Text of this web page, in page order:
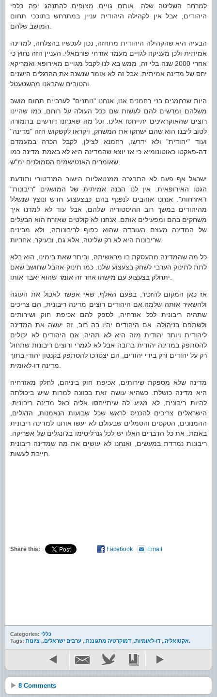
למרחב השליטה שלה. אותם גויים מצופים להתנהג יפה כלפי
היהודים, אבל אין לקהילה היהודית עניין במתרחש בתוככי תחום
הבעיה היא שהקהילה היהודית מתחזה, נכון לעכשיו בהצלחה, למדינה
אמיתית ולכן מעניקה לגויים מעמד אזרחי פורמאלי. העניין הזה נחוץ כי
אחרי 2000 שנה בלי זה, ממש בא לנו לקבל מגויים מאירופא ואמריקא
יחס של מדינה אמיתית. אבל זה לא אומר שנשנה את ההרגלים הישנים
היות שרחמנים בני רחמנים אנו, אנחנו "נותנים" לערביים תחום מושב
משלהם ומרשים להם לעשות שם ככל העולה על רוחם, כמו שהיינו
רוצים שהאוקראינים יתייחסו אלינו. וכל מה שאנחנו דורשים בתמורה
לטוב ליבנו הוא שהם ישחקו את המשחק, ויקראו לקשקוש הזה "מדינה"
ועוד "יהודית" ולא ידרשו, רחמנא לצילן, לקבל הכרה במעמדם
דה-פאקטו כאוטונומיא כי אז יוצא שהמדינה היא לא באמת מדינה כמו
ישראל אף פעם לא התבגרה ממנטאליות הישוב המנדטורי ותודעת
הגטו האירופאית. אין לנו הבנה אמיתית של המושגים "ריבונות"
ו"אזרחות". אנחנו אוהבים לנפנף בהם כבצעצוע חדש ונוצץ שנשלל
מהיהודים במשך רוב ההיסטוריה שלהם, אבל עוד לא למדנו איך
משחקים בהם ומפעילים אותם. אנחנו לא קולטים שאזרח הוא הבעלים
של המדינה מעצם העובדה שהוא כפוף לריבונותה, ולא מבינים
כל מה שהמדינה מתעסקת בו מראשיתה, וביתר שאת בימינו, הוא בלא
לתת לתינוק הערבי לשחק בצעצוע שלנו. כמו תינוק אהבל שחושב שאם
אז כאן המקום להזכיר, בפעם האלף, שאי אפשר לאכול את העוגה
ולהשאיר אותה שלמה.אם היהודים רוצים מדינה ריבונית, הם צריכים
שתהיה ריבונית לכל אזרחיה, לספק להם אכיפת חוק ושירותים
ולשתפם בניהולה. אם היהודים יהיו בה רוב, זה יעשה את המדינה
ליהודית ויותר יהודית מזה היא לא תהיה. אם היהודים לא יכולים
להסתפק במדינה יהודית ברובה אבל לא לגמרי ורוצים ריבונות שתחול
רק על יהודים ורק בידי יהודים, הם יצטרכו להסתפק בקנטון יהודי בתוך
מדינה שלא מספקת שירותים, אכיפת חוק ביניהם, לחלק מאזרחיה
היא מדינה כושלת. כשהיא עושה זאת בכוונה למרות שיש ביכולתה
להיות ריבונית, לא מגיע לה שיתייחסו אליה כאל מדינה ריבונית.
הישראלים צריכים להכניס לראש שכל שבועות הנאמנות, הדגלים,
ההמנונים, הטקסים והסמלים שבעולם לא יעשו אותנו למדינה ריבונית
באמת. את כל הדברים האלו יש לכל גנרליסימו בג'ונגלים של אפריקה.
ריבונות נמדדת במעשים, ואנחנו לא עושים את מה שמדינה ריבונית
Share this: Facebook Email
Categories: כללי
Tags:
אקטואליה.,דו-לאומיות.,דמוקרטיה מתגוננת., ערבים ישראלים., ציונות.
8 Comments